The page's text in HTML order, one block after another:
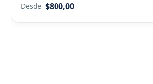
Desde $800,00